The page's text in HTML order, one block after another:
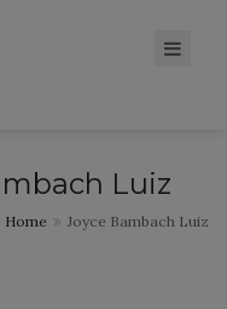
Luiz
Home Joyce Bambach Luiz